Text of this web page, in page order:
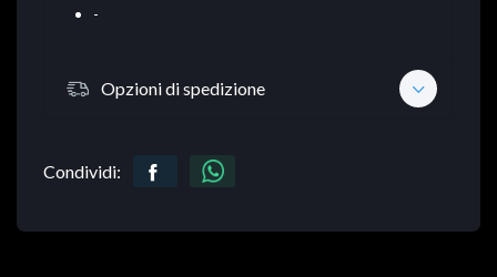
-
Opzioni di spedizione
Condividi: